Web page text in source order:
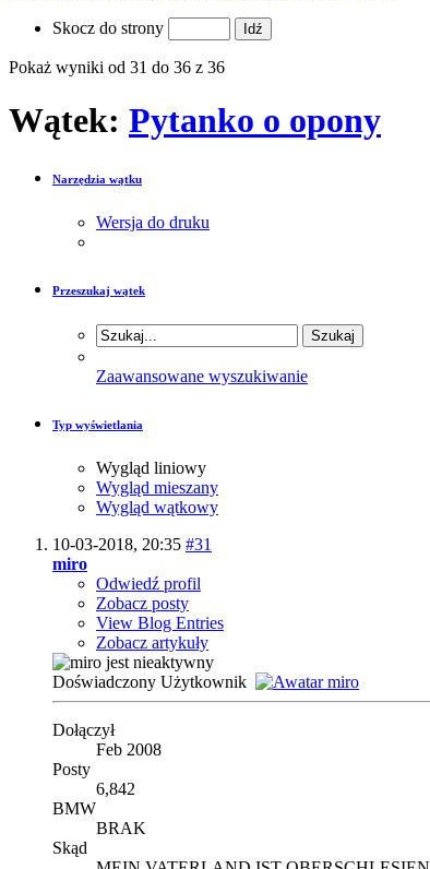
Skocz do strony
Pokaż wyniki od 31 do 36 z 36
Wątek: Pytanko o opony
Narzędzia wątku
Wersja do druku
Przeszukaj wątek
Zaawansowane wyszukiwanie
Typ wyświetlania
Wygląd liniowy
Wygląd mieszany
Wygląd wątkowy
10-03-2018, 20:35 #31
miro
Odwiedź profil
Zobacz posty
View Blog Entries
Zobacz artykuły
Doświadczony Użytkownik
Dołączył
Feb 2008
Posty
6,842
BMW
BRAK
Skąd